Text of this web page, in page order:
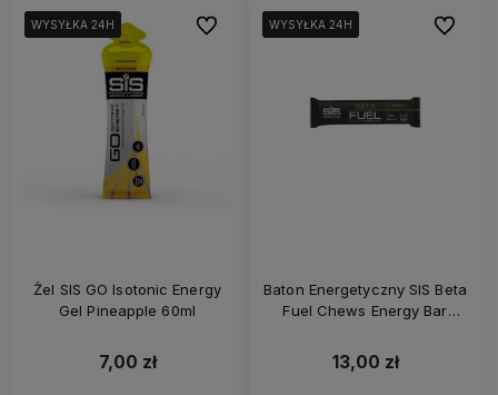
WYSYŁKA 24H
WYSYŁKA 24H
WYSYŁKA 24H
Żel SIS GO Isotonic Energy
Gel Pineapple 60ml
7,00 zł
Do ulubionychWYSYŁKA 24H
WYSYŁKA 24H
WYSYŁKA 24H
Baton Energetyczny SIS Beta
Fuel Chews Energy Bar
13,00 zł
Do